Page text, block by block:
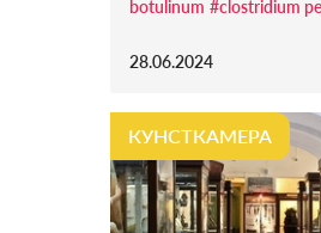
botulinum #clostridium
28.06.2024
КУНСТКАМЕРА